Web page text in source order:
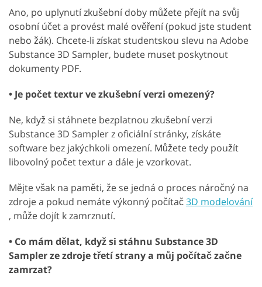
Ano, po uplynutí zkušební doby můžete přejít na svůj
osobní účet a provést malé ověření (pokud jste student
nebo žák). Chcete-li získat studentskou slevu na Adobe
Substance 3D Sampler, budete muset poskytnout
dokumenty PDF.
• Je počet textur ve zkušební verzi omezený?
Ne, když si stáhnete bezplatnou zkušební verzi
Substance 3D Sampler z oficiální stránky, získáte
software bez jakýchkoli omezení. Můžete tedy použít
libovolný počet textur a dále je vzorkovat.
Mějte však na paměti, že se jedná o proces náročný na
zdroje a pokud nemáte výkonný počítač3D modelování
, může dojít k zamrznutí.
• Co mám dělat, když si stáhnu Substance 3D
Sampler ze zdroje třetí strany a můj počítač začne
zamrzat?